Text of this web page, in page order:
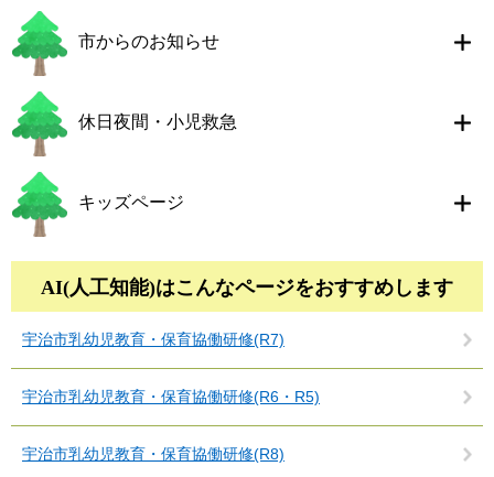
市からのお知らせ
休日夜間・小児救急
キッズページ
AI(人工知能)はこんなページをおすすめします
宇治市乳幼児教育・保育協働研修(R7)
宇治市乳幼児教育・保育協働研修(R6・R5)
宇治市乳幼児教育・保育協働研修(R8)